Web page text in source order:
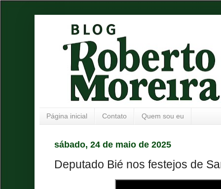
Página inicial Contato Quem sou eu
sábado, 24 de maio de 2025
Deputado Bié nos festejos de